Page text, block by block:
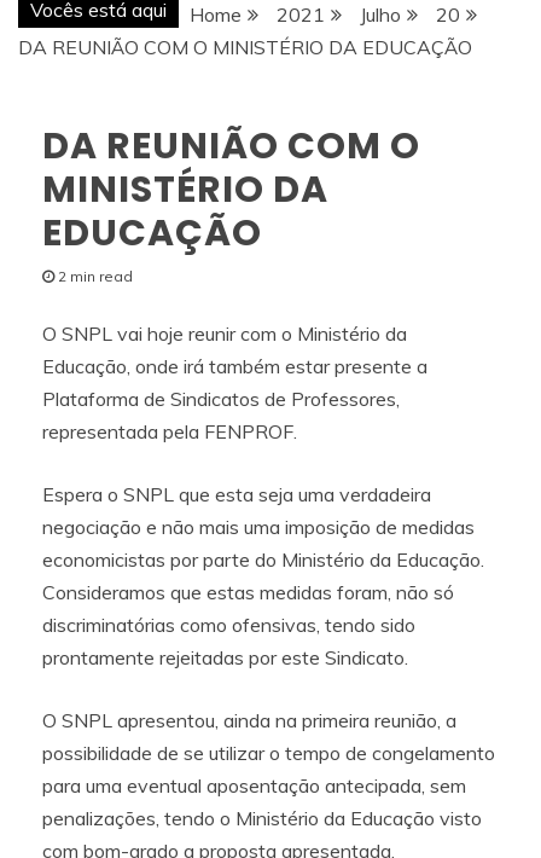
Vocês está aqui Home 2021 Julho
20
DA REUNIÃO COM O MINISTÉRIO DA EDUCAÇÃO
DA REUNIÃO COM O
MINISTÉRIO DA
EDUCAÇÃO
2 min read
O SNPL vai hoje reunir com o Ministério da
Educação, onde irá também estar presente a
Plataforma de Sindicatos de Professores,
representada pela FENPROF.
Espera o SNPL que esta seja uma verdadeira
negociação e não mais uma imposição de medidas
economicistas por parte do Ministério da Educação.
Consideramos que estas medidas foram, não só
discriminatórias como ofensivas, tendo sido
prontamente rejeitadas por este Sindicato.
O SNPL apresentou, ainda na primeira reunião, a
possibilidade de se utilizar o tempo de congelamento
para uma eventual aposentação antecipada, sem
penalizações, tendo o Ministério da Educação visto
com bom-grado a proposta apresentada.